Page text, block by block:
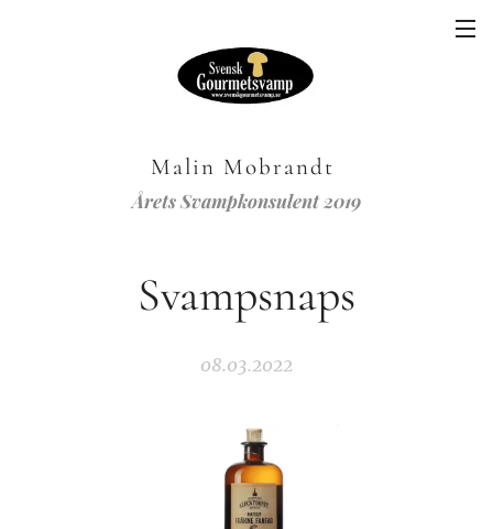
Malin Mobrandt
Årets Svampkonsulent 2019
Svampsnaps
08.03.2022